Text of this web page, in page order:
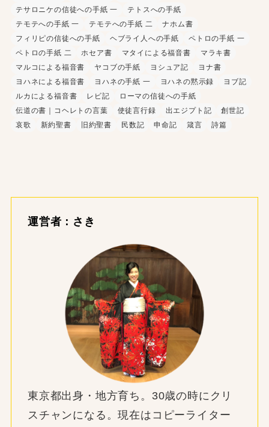
テサロニケの信徒への手紙 一
テトスへの手紙
テモテへの手紙 一
テモテへの手紙 二
ナホム書
フィリピの信徒への手紙
ヘブライ人への手紙
ペトロの手紙 一
ペトロの手紙 二
ホセア書 マタイによる福音書
マラキ書
マルコによる福音書
ヤコブの手紙 ヨシュア記
ヨナ書
ヨハネによる福音書
ヨハネの手紙 一 ヨハネの黙示録
ヨブ記
ルカによる福音書
レビ記
ローマの信徒への手紙
伝道の書｜コヘレトの言葉
使徒言行録 出エジプト記
創世記
哀歌
新約聖書 旧約聖書 民数記 申命記 箴言 詩篇
運営者：さき
東京都出身・地方育ち。30歳の時にクリ
スチャンになる。現在はコピーライター